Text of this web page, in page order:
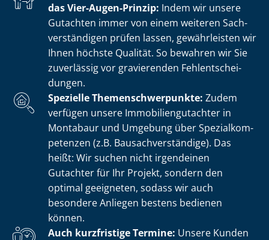
das Vier-Augen-Prinzip: Indem wir unsere
Gutachten immer von einem weiteren Sach­
ver­stän­di­gen prüfen lassen, gewährleisten wir
Ihnen höchste Qualität. So bewahren wir Sie
zuverlässig vor gravierenden Fehl­ent­schei­
dun­gen.
Spezielle The­men­schwer­punk­te: Zudem
verfügen unsere Im­mo­bi­li­en­gut­ach­ter in
Montabaur und Umgebung über Spe­zi­al­kom­
pe­ten­zen (z.B. Bau­sach­ver­stän­di­ge). Das
heißt: Wir suchen nicht irgendeinen
Gutachter für Ihr Projekt, sondern den
optimal geeigneten, sodass wir auch
besondere Anliegen bestens bedienen
können.
Auch kurzfristige Termine: Unsere Kunden